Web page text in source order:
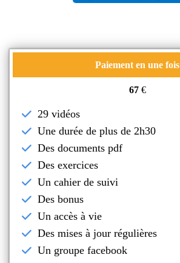
Paiement en une fois
67 €
29 vidéos
Une durée de plus de 2h30
Des documents pdf
Des exercices
Un cahier de suivi
Des bonus
Un accès à vie
Des mises à jour régulières
Un groupe facebook